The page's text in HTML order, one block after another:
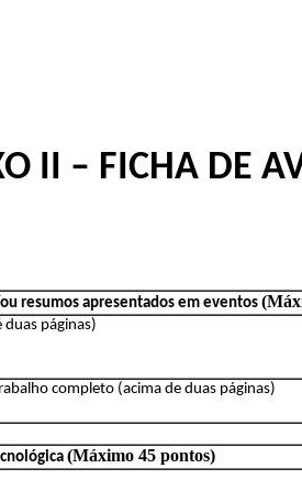
II – FICHA DE
resumos apresentados em eventos
páginas)
completo (acima de duas páginas)
(Máximo 45 pontos)